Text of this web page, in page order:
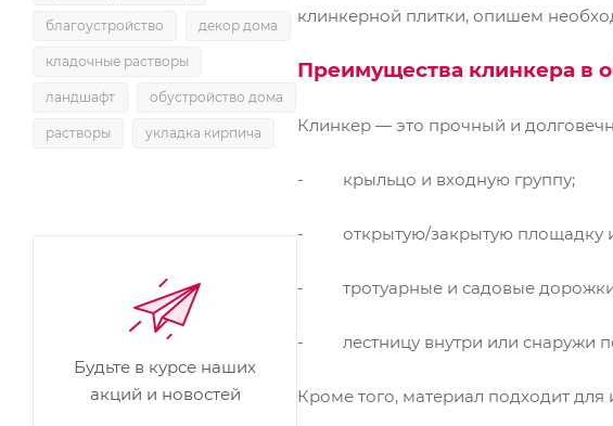
клинкерной плитки, опишем
Преимущества клинкера в
Клинкер — это прочный и
- крыльцо и входную группу;
- открытую/закрытую площадку
- тротуарные и садовые
- лестницу внутри или снаружи
Кроме того, материал подходит
благоустройство декор дома
кладочные растворы
ландшафт обустройство дома
растворы укладка кирпича
Будьте в курсе наших
акций и новостей